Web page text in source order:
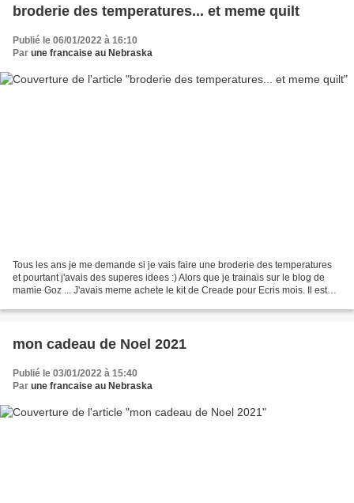
broderie des temperatures... et meme quilt
Publié le 06/01/2022 à 16:10
Par une francaise au Nebraska
Tous les ans je me demande si je vais faire une broderie des temperatures
et pourtant j'avais des superes idees :) Alors que je trainais sur le blog de
mamie Goz ... J'avais meme achete le kit de Creade pour Ecris mois. Il est
mon cadeau de Noel 2021
Publié le 03/01/2022 à 15:40
Par une francaise au Nebraska